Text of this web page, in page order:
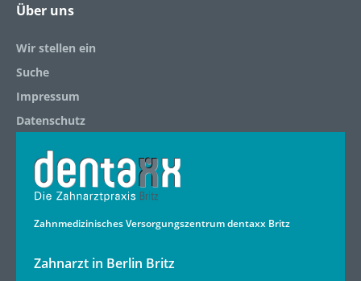
Über uns
Wir stellen ein
Suche
Impressum
Datenschutz
Zahnmedizinisches Versorgungszentrum dentaxx Britz
Zahnarzt in Berlin Britz